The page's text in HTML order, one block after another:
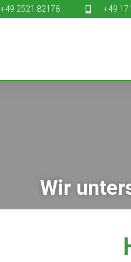
+49 2521 82178 +49
Wir